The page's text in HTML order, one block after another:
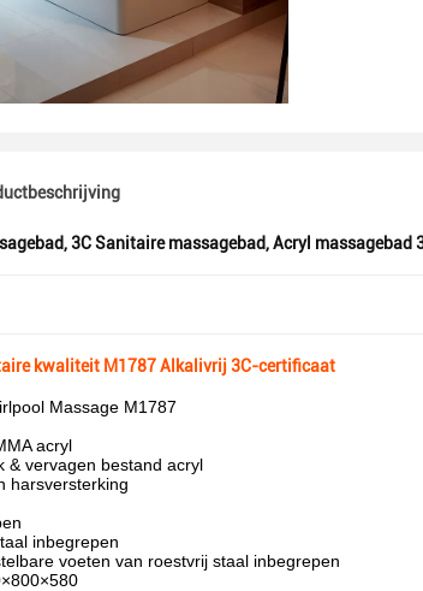
,3C Sanitaire massagebad,Acryl massagebad
kwaliteit M1787 Alkalivrij 3C-certificaat
Massage M1787
acryl
& vervagen bestand acryl
harsversterking
inbegrepen
voeten van roestvrij staal inbegrepen